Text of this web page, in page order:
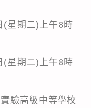
(星期二)上午8時
(星期二)上午8時
驗高級中等學校